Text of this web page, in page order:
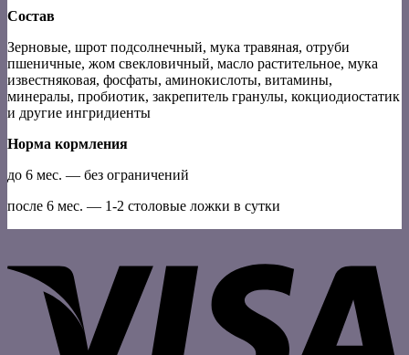
Состав
Зерновые, шрот подсолнечный, мука травяная, отруби
пшеничные, жом свекловичный, масло растительное, мука
известняковая, фосфаты, аминокислоты, витамины,
минералы, пробиотик, закрепитель гранулы, кокциодиостатик
и другие ингридиенты
Норма кормления
до 6 мес. — без ограничений
после 6 мес. — 1-2 столовые ложки в сутки